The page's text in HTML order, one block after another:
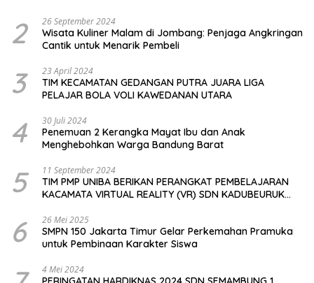
2 26 September 2024
Wisata Kuliner Malam di Jombang: Penjaga Angkringan
Cantik untuk Menarik Pembeli
3 23 April 2024
TIM KECAMATAN GEDANGAN PUTRA JUARA LIGA
PELAJAR BOLA VOLI KAWEDANAN UTARA
4 30 Juli 2024
Penemuan 2 Kerangka Mayat Ibu dan Anak
Menghebohkan Warga Bandung Barat
5 11 September 2024
TIM PMP UNIBA BERIKAN PERANGKAT PEMBELAJARAN
KACAMATA VIRTUAL REALITY (VR) SDN KADUBEURUK
6 26 Mei 2025
SMPN 150 Jakarta Timur Gelar Perkemahan Pramuka
untuk Pembinaan Karakter Siswa
4 Mei 2024